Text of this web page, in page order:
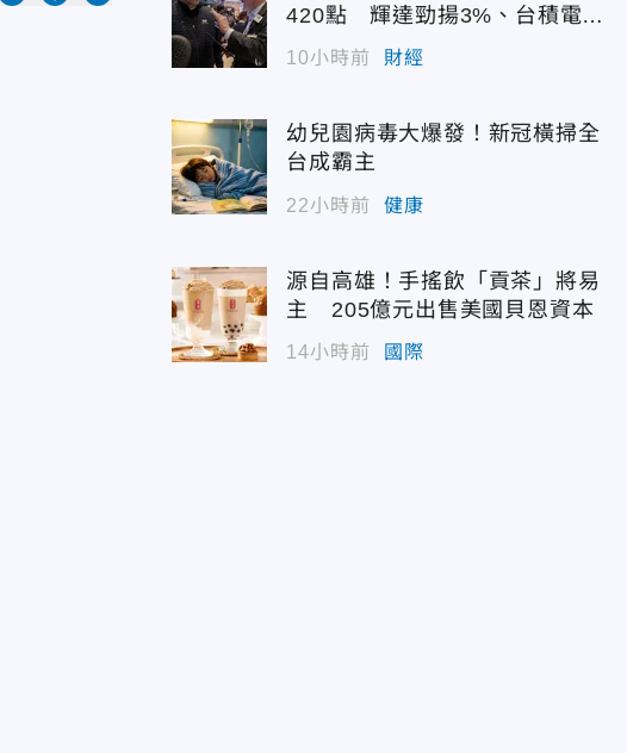
420點 輝達勁揚3%、台積電A
DR續強
10小時前 財經
幼兒園病毒大爆發！新冠橫掃全
台成霸主
22小時前 健康
源自高雄！手搖飲「貢茶」將易
主 205億元出售美國貝恩資本
14小時前 國際